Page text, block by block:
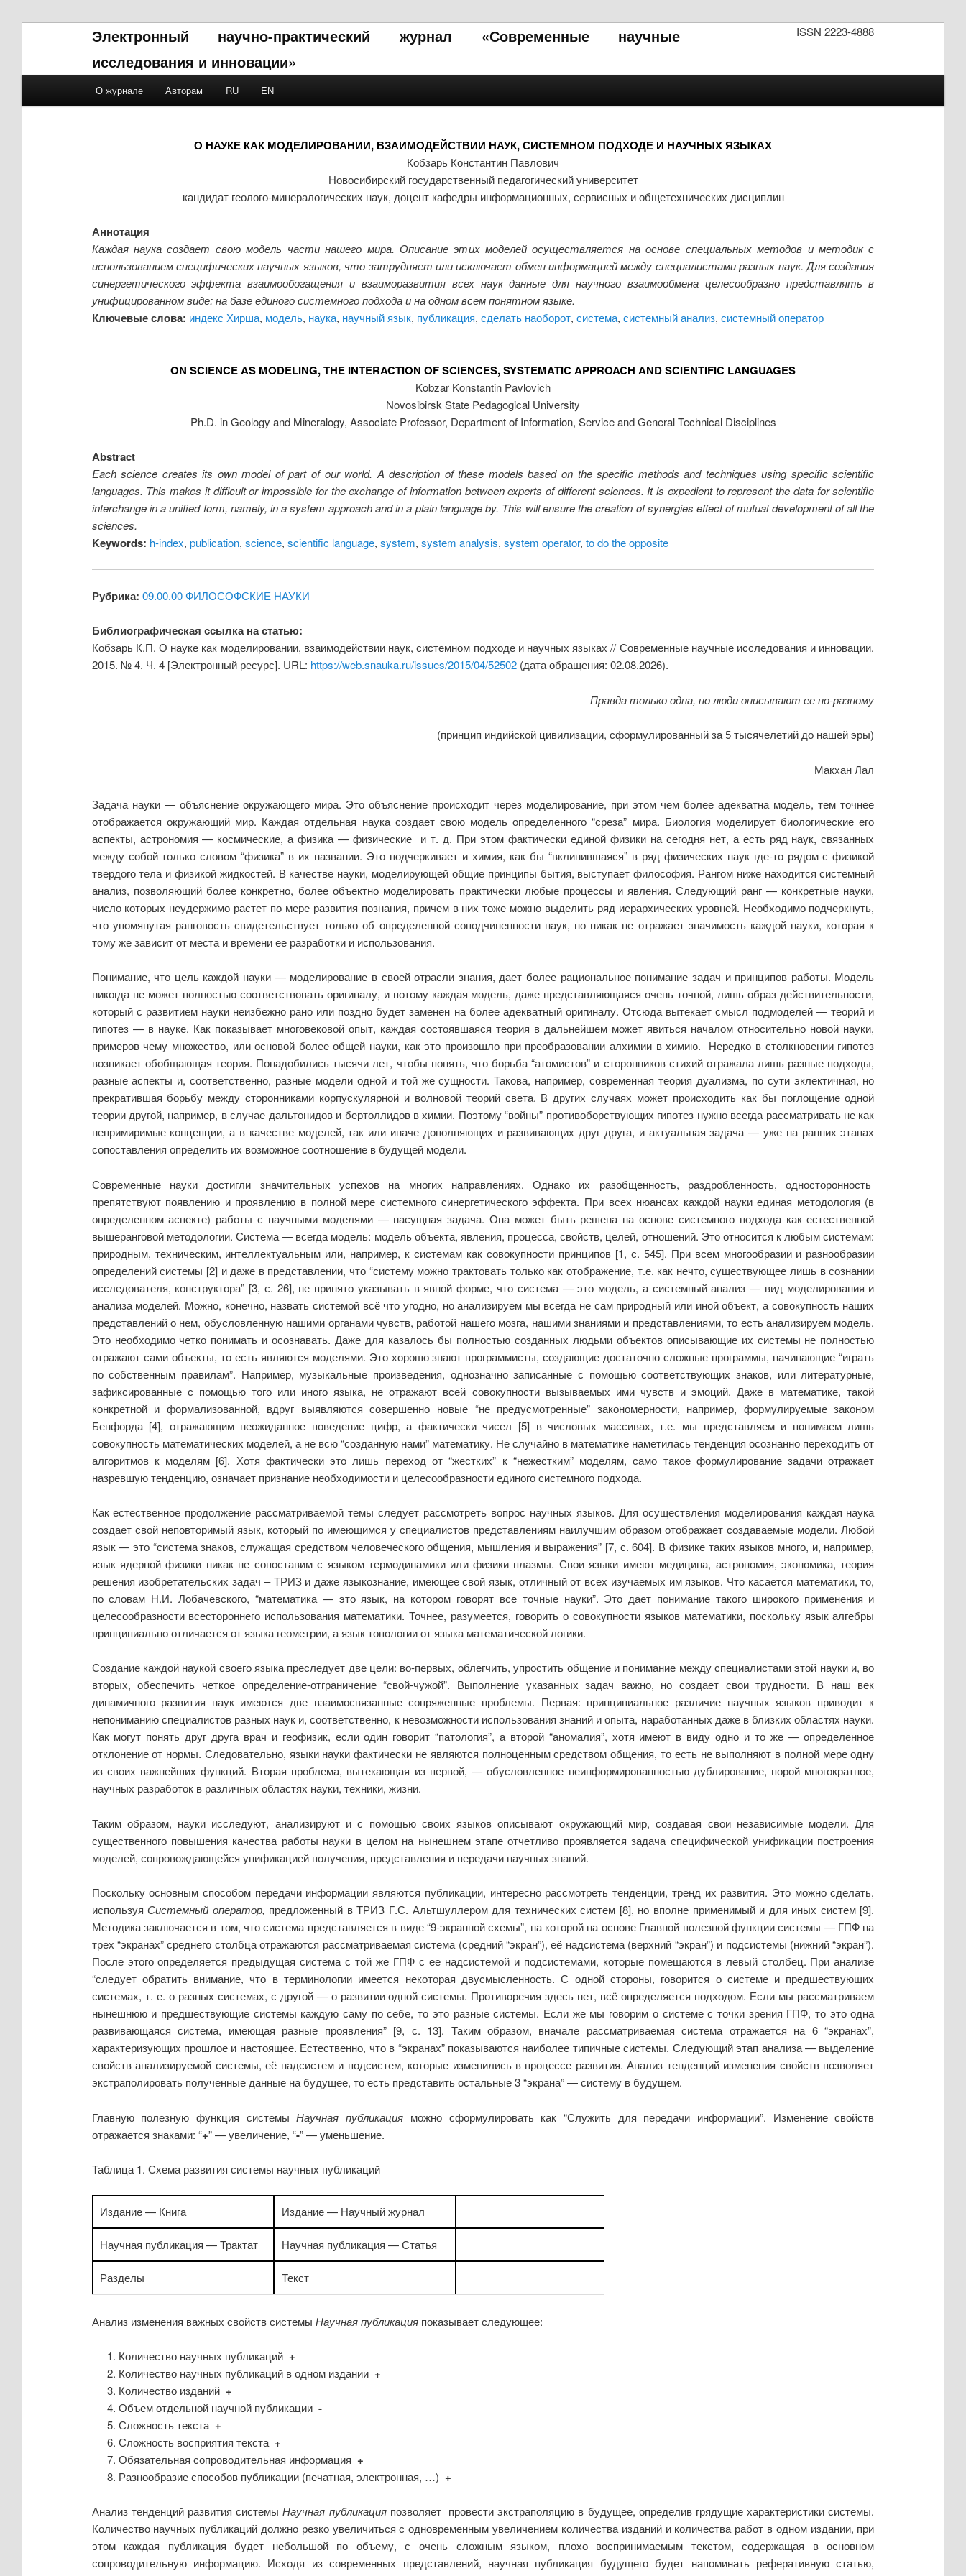
ISSN 2223-4888
Электронный научно-практический журнал «Современные научные
исследования и инновации»
Skip to primary content
Skip to secondary content
О журнале Авторам RU EN
О НАУКЕ КАК МОДЕЛИРОВАНИИ, ВЗАИМОДЕЙСТВИИ НАУК, СИСТЕМНОМ ПОДХОДЕ И НАУЧНЫХ ЯЗЫКАХ
Кобзарь Константин Павлович
Новосибирский государственный педагогический университет
кандидат геолого-минералогических наук, доцент кафедры информационных, сервисных и общетехнических дисциплин
Аннотация
Каждая наука создает свою модель части нашего мира. Описание этих моделей осуществляется на основе специальных методов и методик с
использованием специфических научных языков, что затрудняет или исключает обмен информацией между специалистами разных наук. Для создания
синергетического эффекта взаимообогащения и взаиморазвития всех наук данные для научного взаимообмена целесообразно представлять в
унифицированном виде: на базе единого системного подхода и на одном всем понятном языке.
Ключевые слова: индекс Хирша, модель, наука, научный язык, публикация, сделать наоборот, система, системный анализ, системный оператор
ON SCIENCE AS MODELING, THE INTERACTION OF SCIENCES, SYSTEMATIC APPROACH AND SCIENTIFIC LANGUAGES
Kobzar Konstantin Pavlovich
Novosibirsk State Pedagogical University
Ph.D. in Geology and Mineralogy, Associate Professor, Department of Information, Service and General Technical Disciplines
Abstract
Each science creates its own model of part of our world. A description of these models based on the specific methods and techniques using specific scientific
languages. This makes it difficult or impossible for the exchange of information between experts of different sciences. It is expedient to represent the data for scientific
interchange in a unified form, namely, in a system approach and in a plain language by. This will ensure the creation of synergies effect of mutual development of all the
sciences.
Keywords: h-index, publication, science, scientific language, system, system analysis, system operator, to do the opposite
Рубрика: 09.00.00 ФИЛОСОФСКИЕ НАУКИ
Библиографическая ссылка на статью:
Кобзарь К.П. О науке как моделировании, взаимодействии наук, системном подходе и научных языках // Современные научные исследования и инновации.
2015. № 4. Ч. 4 [Электронный ресурс]. URL: https://web.snauka.ru/issues/2015/04/52502(дата обращения: 02.08.2026).
Правда только одна, но люди описывают ее по-разному
(принцип индийской цивилизации, сформулированный за 5 тысячелетий до нашей эры)
Макхан Лал
Задача науки — объяснение окружающего мира. Это объяснение происходит через моделирование, при этом чем более адекватна модель, тем точнее
отображается окружающий мир. Каждая отдельная наука создает свою модель определенного “среза” мира. Биология моделирует биологические его
аспекты, астрономия — космические, а физика — физические и т. д. При этом фактически единой физики на сегодня нет, а есть ряд наук, связанных
между собой только словом “физика” в их названии. Это подчеркивает и химия, как бы “вклинившаяся” в ряд физических наук где-то рядом с физикой
твердого тела и физикой жидкостей. В качестве науки, моделирующей общие принципы бытия, выступает философия. Рангом ниже находится системный
анализ, позволяющий более конкретно, более объектно моделировать практически любые процессы и явления. Следующий ранг — конкретные науки,
число которых неудержимо растет по мере развития познания, причем в них тоже можно выделить ряд иерархических уровней. Необходимо подчеркнуть,
что упомянутая ранговость свидетельствует только об определенной соподчиненности наук, но никак не отражает значимость каждой науки, которая к
тому же зависит от места и времени ее разработки и использования.
Понимание, что цель каждой науки — моделирование в своей отрасли знания, дает более рациональное понимание задач и принципов работы. Модель
никогда не может полностью соответствовать оригиналу, и потому каждая модель, даже представляющаяся очень точной, лишь образ действительности,
который с развитием науки неизбежно рано или поздно будет заменен на более адекватный оригиналу. Отсюда вытекает смысл подмоделей — теорий и
гипотез — в науке. Как показывает многовековой опыт, каждая состоявшаяся теория в дальнейшем может явиться началом относительно новой науки,
примеров чему множество, или основой более общей науки, как это произошло при преобразовании алхимии в химию. Нередко в столкновении гипотез
возникает обобщающая теория. Понадобились тысячи лет, чтобы понять, что борьба “атомистов” и сторонников стихий отражала лишь разные подходы,
разные аспекты и, соответственно, разные модели одной и той же сущности. Такова, например, современная теория дуализма, по сути эклектичная, но
прекратившая борьбу между сторонниками корпускулярной и волновой теорий света. В других случаях может происходить как бы поглощение одной
теории другой, например, в случае дальтонидов и бертоллидов в химии. Поэтому “войны” противоборствующих гипотез нужно всегда рассматривать не как
непримиримые концепции, а в качестве моделей, так или иначе дополняющих и развивающих друг друга, и актуальная задача — уже на ранних этапах
сопоставления определить их возможное соотношение в будущей модели.
Современные науки достигли значительных успехов на многих направлениях. Однако их разобщенность, раздробленность, односторонность
препятствуют появлению и проявлению в полной мере системного синергетического эффекта. При всех нюансах каждой науки единая методология (в
определенном аспекте) работы с научными моделями — насущная задача. Она может быть решена на основе системного подхода как естественной
вышеранговой методологии. Система — всегда модель: модель объекта, явления, процесса, свойств, целей, отношений. Это относится к любым системам:
природным, техническим, интеллектуальным или, например, к системам как совокупности принципов [1, с. 545]. При всем многообразии и разнообразии
определений системы [2] и даже в представлении, что “систему можно трактовать только как отображение, т.е. как нечто, существующее лишь в сознании
исследователя, конструктора” [3, с. 26], не принято указывать в явной форме, что система — это модель, а системный анализ — вид моделирования и
анализа моделей. Можно, конечно, назвать системой всё что угодно, но анализируем мы всегда не сам природный или иной объект, а совокупность наших
представлений о нем, обусловленную нашими органами чувств, работой нашего мозга, нашими знаниями и представлениями, то есть анализируем модель.
Это необходимо четко понимать и осознавать. Даже для казалось бы полностью созданных людьми объектов описывающие их системы не полностью
отражают сами объекты, то есть являются моделями. Это хорошо знают программисты, создающие достаточно сложные программы, начинающие “играть
по собственным правилам”. Например, музыкальные произведения, однозначно записанные с помощью соответствующих знаков, или литературные,
зафиксированные с помощью того или иного языка, не отражают всей совокупности вызываемых ими чувств и эмоций. Даже в математике, такой
конкретной и формализованной, вдруг выявляются совершенно новые “не предусмотренные” закономерности, например, формулируемые законом
Бенфорда [4], отражающим неожиданное поведение цифр, а фактически чисел [5] в числовых массивах, т.е. мы представляем и понимаем лишь
совокупность математических моделей, а не всю “созданную нами” математику. Не случайно в математике наметилась тенденция осознанно переходить от
алгоритмов к моделям [6]. Хотя фактически это лишь переход от “жестких” к “нежестким” моделям, само такое формулирование задачи отражает
назревшую тенденцию, означает признание необходимости и целесообразности единого системного подхода.
Как естественное продолжение рассматриваемой темы следует рассмотреть вопрос научных языков. Для осуществления моделирования каждая наука
создает свой неповторимый язык, который по имеющимся у специалистов представлениям наилучшим образом отображает создаваемые модели. Любой
язык — это “система знаков, служащая средством человеческого общения, мышления и выражения” [7, с. 604]. В физике таких языков много, и, например,
язык ядерной физики никак не сопоставим с языком термодинамики или физики плазмы. Свои языки имеют медицина, астрономия, экономика, теория
решения изобретательских задач – ТРИЗ и даже языкознание, имеющее свой язык, отличный от всех изучаемых им языков. Что касается математики, то,
по словам Н.И. Лобачевского, “математика — это язык, на котором говорят все точные науки”. Это дает понимание такого широкого применения и
целесообразности всестороннего использования математики. Точнее, разумеется, говорить о совокупности языков математики, поскольку язык алгебры
принципиально отличается от языка геометрии, а язык топологии от языка математической логики.
Создание каждой наукой своего языка преследует две цели: во-первых, облегчить, упростить общение и понимание между специалистами этой науки и, во
вторых, обеспечить четкое определение-отграничение “свой-чужой”. Выполнение указанных задач важно, но создает свои трудности. В наш век
динамичного развития наук имеются две взаимосвязанные сопряженные проблемы. Первая: принципиальное различие научных языков приводит к
непониманию специалистов разных наук и, соответственно, к невозможности использования знаний и опыта, наработанных даже в близких областях науки.
Как могут понять друг друга врач и геофизик, если один говорит “патология”, а второй “аномалия”, хотя имеют в виду одно и то же — определенное
отклонение от нормы. Следовательно, языки науки фактически не являются полноценным средством общения, то есть не выполняют в полной мере одну
из своих важнейших функций. Вторая проблема, вытекающая из первой, — обусловленное неинформированностью дублирование, порой многократное,
научных разработок в различных областях науки, техники, жизни.
Таким образом, науки исследуют, анализируют и с помощью своих языков описывают окружающий мир, создавая свои независимые модели. Для
существенного повышения качества работы науки в целом на нынешнем этапе отчетливо проявляется задача специфической унификации построения
моделей, сопровождающейся унификацией получения, представления и передачи научных знаний.
Поскольку основным способом передачи информации являются публикации, интересно рассмотреть тенденции, тренд их развития. Это можно сделать,
используяСистемный оператор, предложенный в ТРИЗ Г.С. Альтшуллером для технических систем [8], но вполне применимый и для иных систем [9].
Методика заключается в том, что система представляется в виде “9-экранной схемы”, на которой на основе Главной полезной функции системы — ГПФ на
трех “экранах” среднего столбца отражаются рассматриваемая система (средний “экран”), её надсистема (верхний “экран”) и подсистемы (нижний “экран”).
После этого определяется предыдущая система с той же ГПФ с ее надсистемой и подсистемами, которые помещаются в левый столбец. При анализе
“следует обратить внимание, что в терминологии имеется некоторая двусмысленность. С одной стороны, говорится о системе и предшествующих
системах, т. е. о разных системах, с другой — о развитии одной системы. Противоречия здесь нет, всё определяется подходом. Если мы рассматриваем
нынешнюю и предшествующие системы каждую саму по себе, то это разные системы. Если же мы говорим о системе с точки зрения ГПФ, то это одна
развивающаяся система, имеющая разные проявления” [9, с. 13]. Таким образом, вначале рассматриваемая система отражается на 6 “экранах”,
характеризующих прошлое и настоящее. Естественно, что в “экранах” показываются наиболее типичные системы. Следующий этап анализа — выделение
свойств анализируемой системы, её надсистем и подсистем, которые изменились в процессе развития. Анализ тенденций изменения свойств позволяет
экстраполировать полученные данные на будущее, то есть представить остальные 3 “экрана” — систему в будущем.
Главную полезную функция системыНаучная публикация можно сформулировать как “Служить для передачи информации”. Изменение свойств
отражается знаками: “+” — увеличение, “-” — уменьшение.
Таблица 1. Схема развития системы научных публикаций
Издание — Книга Издание — Научный журнал
Научная публикация — Трактат Научная публикация — Статья
Разделы Текст
Анализ изменения важных свойств системы Научная публикацияпоказывает следующее:
Количество научных публикаций +
Количество научных публикаций в одном издании +
Количество изданий +
Объем отдельной научной публикации-
Сложность текста +
Сложность восприятия текста +
Обязательная сопроводительная информация +
Разнообразие способов публикации (печатная, электронная, …) +
Анализ тенденций развития системыНаучная публикацияпозволяет провести экстраполяцию в будущее, определив грядущие характеристики системы.
Количество научных публикаций должно резко увеличиться с одновременным увеличением количества изданий и количества работ в одном издании, при
этом каждая публикация будет небольшой по объему, с очень сложным языком, плохо воспринимаемым текстом, содержащая в основном
сопроводительную информацию. Исходя из современных представлений, научная публикация будущего будет напоминать реферативную статью,